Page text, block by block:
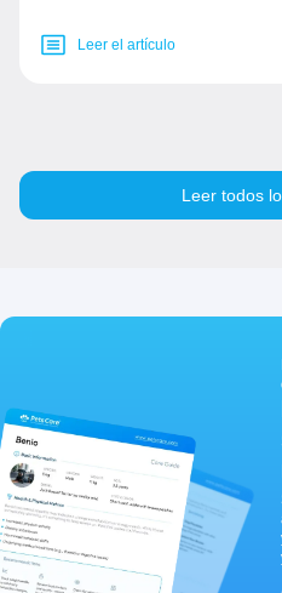
Leer el artículo
Leer todos